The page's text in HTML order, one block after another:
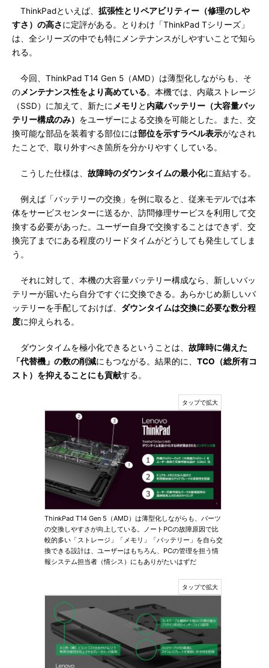
ThinkPadといえば、 拡張性とリペアビリティー（修理のしや
すさ）の高さに定評がある。とりわけ「ThinkPad Tシリーズ」
は、全シリーズの中でも特にメンテナンスがしやすいことで知ら
れる。
今回、ThinkPad T14 Gen 5（AMD）は薄型化しながらも、そ
のメンテナンス性をより高めている。本機では、内蔵ストレージ
（SSD）に加えて、新たに メモリ と 内蔵バッテリー（大容量バッ
テリー構成のみ） をユーザーによる交換を可能とした。また、交
換可能な部品を装着する部位には部位を示すラベル表示がなされ
たことで、取り外すべき箇所を分かりやすくしている。
こうした仕様は、 故障時のダウンタイムの最小化に直結する。
例えば「バッテリーの交換」を例に取ると、従来モデルでは本
体をサービスセンターに送るか、訪問修理サービスを利用して交
換する必要があった。ユーザー自身で交換することはできず、交
換完了までにある程度のリードタイムがどうしても発生してしま
う。
それに対して、本機の大容量バッテリー構成なら、新しいバッ
テリーが届いたら自分ですぐに交換できる。あらかじめ新しいバ
ッテリーを手配しておけば、 ダウンタイムは交換に必要な数分程
度に抑えられる。
ダウンタイムを極小化できるということは、 故障時に備えた
「代替機」の数の削減にもつながる。結果的に、 TCO（総所有コ
スト）を抑えることにも貢献する。
ThinkPad T14 Gen 5（AMD）は薄型化しながらも、パーツ
の交換しやすさが向上している。ノートPCの故障原因で比
較的多い「ストレージ」「メモリ」「バッテリー」を自ら交
換できる設計は、ユーザーはもちろん、PCの管理を担う情
報システム担当者（情シス）にもありがたいはずだ